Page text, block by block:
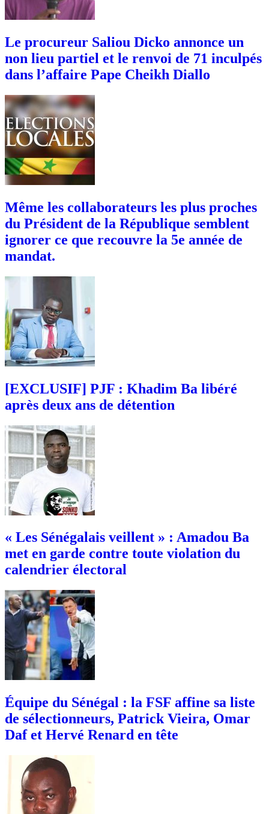
Le procureur Saliou Dicko annonce un
non lieu partiel et le renvoi de 71 inculpés
dans l’affaire Pape Cheikh Diallo
Même les collaborateurs les plus proches
du Président de la République semblent
ignorer ce que recouvre la 5e année de
mandat.
[EXCLUSIF] PJF : Khadim Ba libéré
après deux ans de détention
« Les Sénégalais veillent » : Amadou Ba
met en garde contre toute violation du
calendrier électoral
Équipe du Sénégal : la FSF affine sa liste
de sélectionneurs, Patrick Vieira, Omar
Daf et Hervé Renard en tête